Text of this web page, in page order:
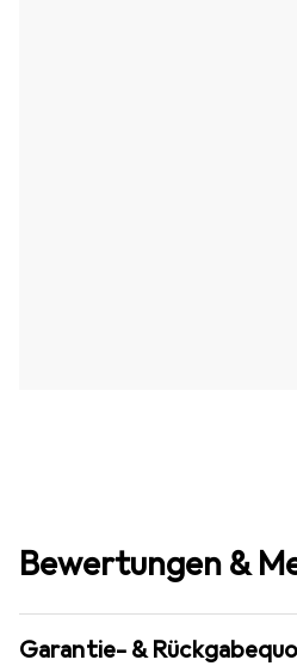
Bewertungen &
Garantie- &